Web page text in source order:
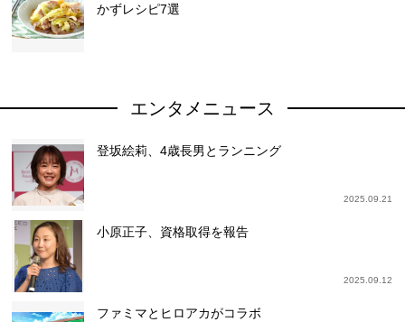
かずレシピ7選
エンタメニュース
登坂絵莉、4歳長男とランニング
2025.09.21
小原正子、資格取得を報告
2025.09.12
ファミマとヒロアカがコラボ